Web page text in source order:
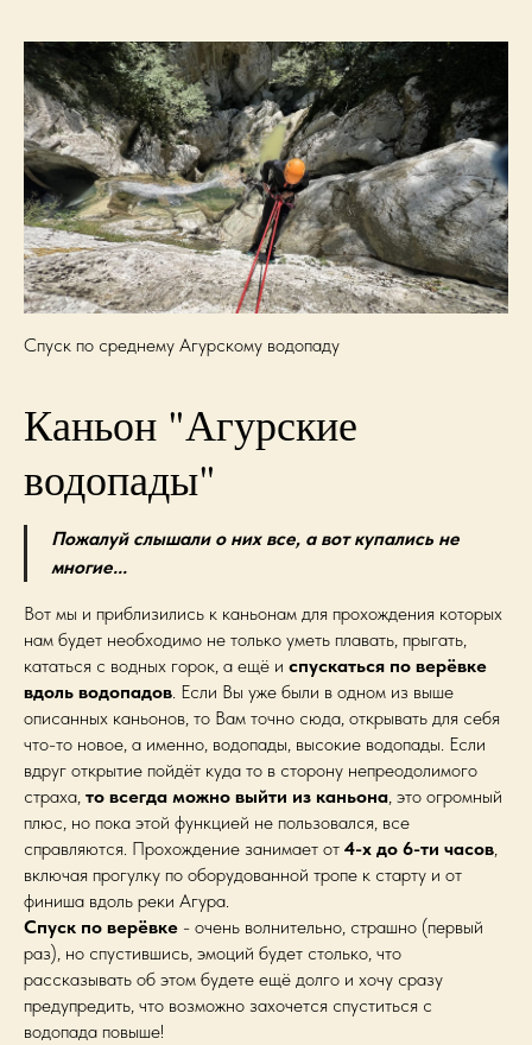
Спуск по среднему Агурскому водопаду
Каньон "Агурские
водопады"
Пожалуй слышали о них все, а вот купались не
многие...
Вот мы и приблизились к каньонам для прохождения которых
нам будет необходимо не только уметь плавать, прыгать,
кататься с водных горок, а ещё и спускаться по верёвке
вдоль водопадов. Если Вы уже были в одном из выше
описанных каньонов, то Вам точно сюда, открывать для себя
что-то новое, а именно, водопады, высокие водопады. Если
вдруг открытие пойдёт куда то в сторону непреодолимого
страха, то всегда можно выйти из каньона, это огромный
плюс, но пока этой функцией не пользовался, все
справляются. Прохождение занимает от 4-х до 6-ти часов,
включая прогулку по оборудованной тропе к старту и от
финиша вдоль реки Агура.
Спуск по верёвке - очень волнительно, страшно (первый
раз), но спустившись, эмоций будет столько, что
рассказывать об этом будете ещё долго и хочу сразу
предупредить, что возможно захочется спуститься с
водопада повыше!